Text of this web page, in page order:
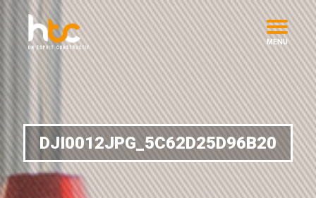
MENU
DJI0012JPG_5C62D25D96B20